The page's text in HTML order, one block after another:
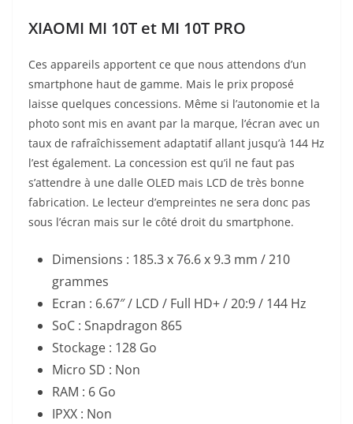
XIAOMI MI 10T et MI 10T PRO
Ces appareils apportent ce que nous attendons d’un
smartphone haut de gamme. Mais le prix proposé
laisse quelques concessions. Même si l’autonomie et la
photo sont mis en avant par la marque, l’écran avec un
taux de rafraîchissement adaptatif allant jusqu’à 144 Hz
l’est également. La concession est qu’il ne faut pas
s’attendre à une dalle OLED mais LCD de très bonne
fabrication. Le lecteur d’empreintes ne sera donc pas
sous l’écran mais sur le côté droit du smartphone.
Dimensions : 185.3 x 76.6 x 9.3 mm / 210
grammes
Ecran : 6.67″ / LCD / Full HD+ / 20:9 / 144 Hz
SoC : Snapdragon 865
Stockage : 128 Go
Micro SD : Non
RAM : 6 Go
IPXX : Non